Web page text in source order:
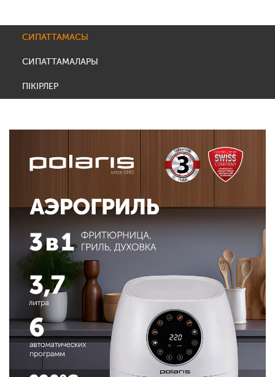
СИПАТТАМАСЫ
СИПАТТАМАЛАРЫ
ПІКІРЛЕР